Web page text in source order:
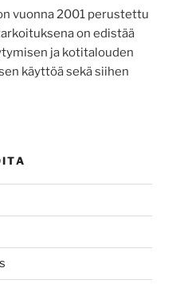
vuonna 2001 perustettu
on edistää
ja kotitalouden
käyttöä sekä siihen